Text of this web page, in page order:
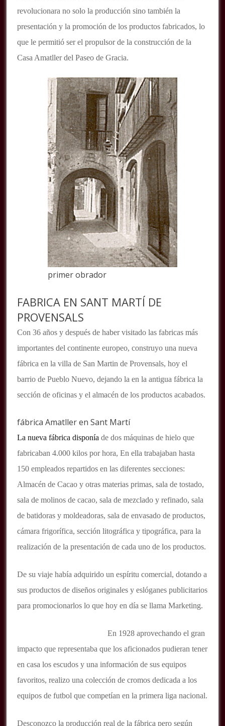
revolucionara no solo la producción sino también la
presentación y la promoción de los productos fabricados, lo
que le permitió ser el propulsor de la construcción de la
Casa Amatller del Paseo de Gracia.
primer obrador
FABRICA EN SANT MARTÍ DE
PROVENSALS
Con 36 años y después de haber visitado las fabricas más
importantes del continente europeo, construyo una nueva
fábrica en la villa de San Martin de Provensals, hoy el
barrio de Pueblo Nuevo, dejando la en la antigua fábrica la
sección de oficinas y el almacén de los productos acabados.
fábrica Amatller en Sant Martí
La nueva fábrica disponíade dos máquinas de hielo que
fabricaban 4.000 kilos por hora, En ella trabajaban hasta
150 empleados repartidos en las diferentes secciones:
Almacén de Cacao y otras materias primas, sala de tostado,
sala de molinos de cacao, sala de mezclado y refinado, sala
de batidoras y moldeadoras, sala de envasado de productos,
cámara frigorífica, sección litográfica y tipográfica, para la
realización de la presentación de cada uno de los productos.
De su viaje había adquirido un espíritu comercial, dotando a
sus productos de diseños originales y eslóganes publicitarios
para promocionarlos lo que hoy en día se llama Marketing.
En 1928 aprovechando el gran
impacto que representaba que los aficionados pudieran tener
en casa los escudos y una información de sus equipos
favoritos, realizo una colección de cromos dedicada a los
equipos de futbol que competían en la primera liga nacional.
Desconozco la producción real de la fábrica pero según